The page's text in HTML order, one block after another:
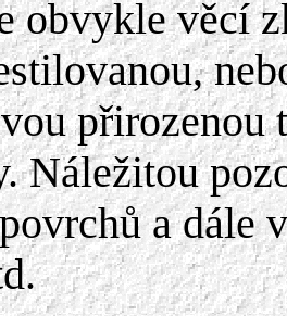
obvykle věcí
přirozenou
Náležitou
a dále